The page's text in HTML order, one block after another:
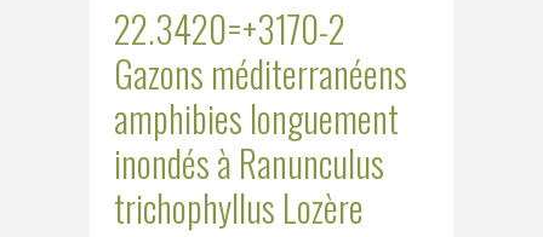
22.3420=+3170-2
Gazons méditerranéens
amphibies longuement
inondés à Ranunculus
trichophyllus Lozère